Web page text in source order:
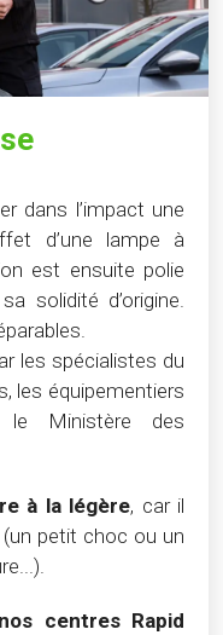
dans l’impact une
d’une lampe à
est ensuite polie
solidité d’origine.
les spécialistes du
les équipementiers
le Ministère des
à la légère, car il
petit choc ou un
centres Rapid